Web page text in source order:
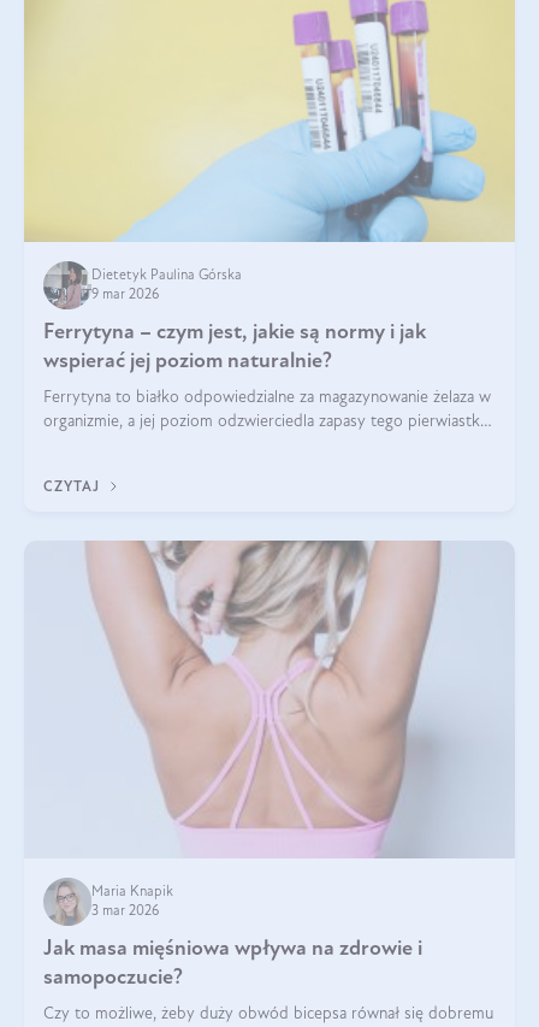
Dietetyk Paulina Górska
9 mar 2026
Ferrytyna – czym jest, jakie są normy i jak
wspierać jej poziom naturalnie?
Ferrytyna to białko odpowiedzialne za magazynowanie żelaza w
organizmie, a jej poziom odzwierciedla zapasy tego pierwiastka.
funkcjonowanie (
CZYTAJ
Maria Knapik
3 mar 2026
Jak masa mięśniowa wpływa na zdrowie i
samopoczucie?
Czy to możliwe, żeby duży obwód bicepsa równał się dobremu